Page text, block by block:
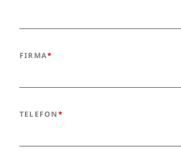
FIRMA
TELEFON